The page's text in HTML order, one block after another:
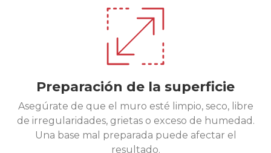
Preparación de la superficie
Asegúrate de que el muro esté limpio, seco, libre
de irregularidades, grietas o exceso de humedad.
Una base mal preparada puede afectar el
resultado.